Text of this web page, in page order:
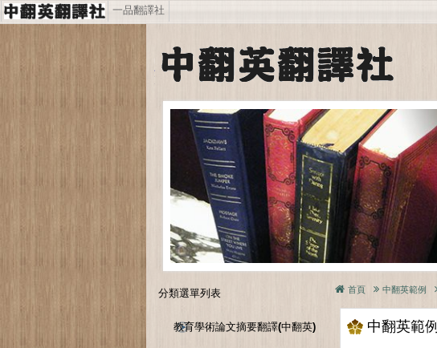
一品翻譯社
分類選單列表
教育學術論文摘要翻譯(中翻英)
首頁 中翻英範例
中翻英範例